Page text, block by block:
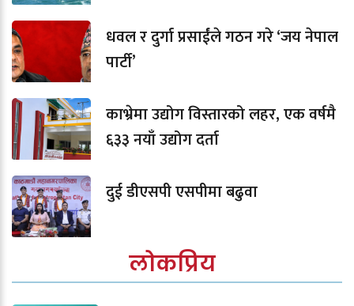
धवल र दुर्गा प्रसाईंले गठन गरे ‘जय नेपाल
पार्टी’
काभ्रेमा उद्योग विस्तारको लहर, एक वर्षमै
६३३ नयाँ उद्योग दर्ता
दुई डीएसपी एसपीमा बढुवा
लोकप्रिय